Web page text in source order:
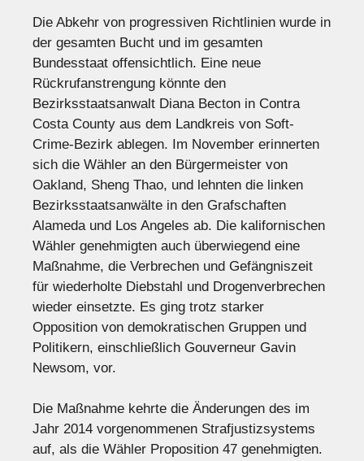
Die Abkehr von progressiven Richtlinien wurde in
der gesamten Bucht und im gesamten
Bundesstaat offensichtlich. Eine neue
Rückrufanstrengung könnte den
Bezirksstaatsanwalt Diana Becton in Contra
Costa County aus dem Landkreis von Soft-
Crime-Bezirk ablegen. Im November erinnerten
sich die Wähler an den Bürgermeister von
Oakland, Sheng Thao, und lehnten die linken
Bezirksstaatsanwälte in den Grafschaften
Alameda und Los Angeles ab. Die kalifornischen
Wähler genehmigten auch überwiegend eine
Maßnahme, die Verbrechen und Gefängniszeit
für wiederholte Diebstahl und Drogenverbrechen
wieder einsetzte. Es ging trotz starker
Opposition von demokratischen Gruppen und
Politikern, einschließlich Gouverneur Gavin
Newsom, vor.
Die Maßnahme kehrte die Änderungen des im
Jahr 2014 vorgenommenen Strafjustizsystems
auf, als die Wähler Proposition 47 genehmigten.